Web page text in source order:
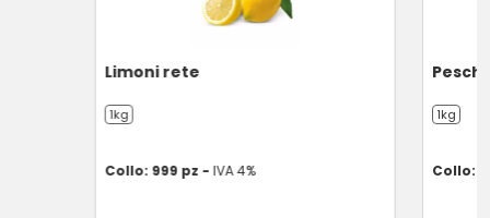
Limoni rete
1kg
Collo: 999 pz - IVA 4%
1kg
Collo: